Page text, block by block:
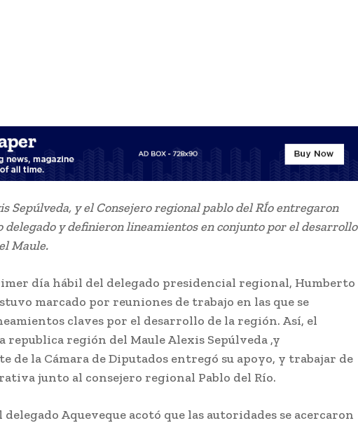
Sepúlveda, y el Consejero regional pablo del RÍo entregaron
delegado y definieron lineamientos en conjunto por el desarrollo
Maule.
día hábil del delegado presidencial regional, Humberto
marcado por reuniones de trabajo en las que se
claves por el desarrollo de la región. Así, el
republica región del Maule Alexis Sepúlveda ,y
de la Cámara de Diputados entregó su apoyo, y trabajar de
junto al consejero regional Pablo del Río.
Aqueveque acotó que las autoridades se acercaron